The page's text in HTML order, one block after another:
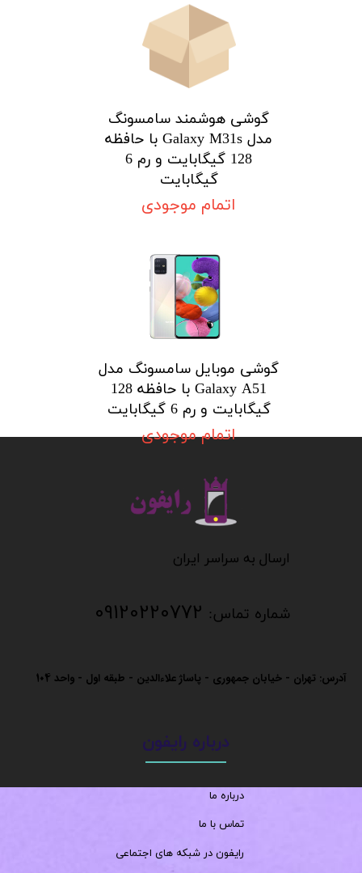
گوشی هوشمند سامسونگ
مدل Galaxy M31s با حافظه
128 گیگابایت و رم 6
گیگابایت
اتمام موجودی
گوشی موبایل سامسونگ مدل
Galaxy A51 با حافظه 128
گیگابایت و رم 6 گیگابایت
اتمام موجودی
​​​​​​ارسال به سراسر ایران
شماره تماس: 09120220772
آدرس: تهران - خیابان جمهوری - پاساژ علاءالدین - طبقه اول - واحد 104
درباره رایفون
درباره ما
تماس با ما
رایفون در شبکه های اجتماعی